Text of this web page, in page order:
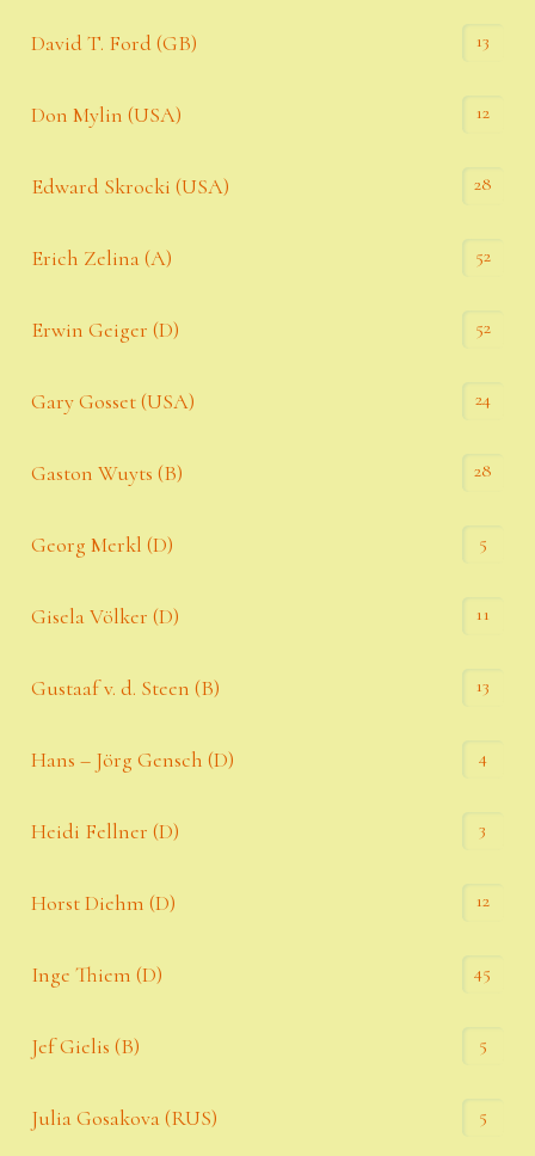
David T. Ford (GB) 13
Don Mylin (USA) 12
Edward Skrocki (USA) 28
Erich Zelina (A) 52
Erwin Geiger (D) 52
Gary Gosset (USA) 24
Gaston Wuyts (B) 28
Georg Merkl (D) 5
Gisela Völker (D) 11
Gustaaf v. d. Steen (B) 13
Hans – Jörg Gensch (D) 4
Heidi Fellner (D) 3
Horst Diehm (D) 12
Inge Thiem (D) 45
Jef Gielis (B) 5
Julia Gosakova (RUS) 5